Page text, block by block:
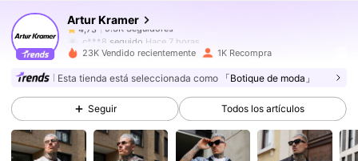
Artur Kramer
4,73
9.3K Seguidores
c***8
seguido Hace 7 horas
4,73
9.3K Seguidores
4,73 9.3K Seguidores
4,73 9.3K Seguidores
4,73 9.3K Seguidores
4,73 9.3K Seguidores
23K Vendido recientemente 1K Recompra
Esta tienda está seleccionada como 「Botique de moda」
Seguir Todos los artículos